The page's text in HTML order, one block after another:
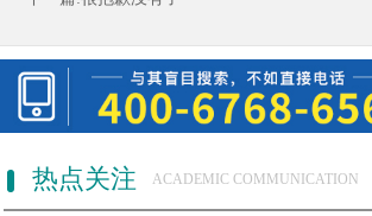
热点关注 ACADEMIC COMMUNICATION